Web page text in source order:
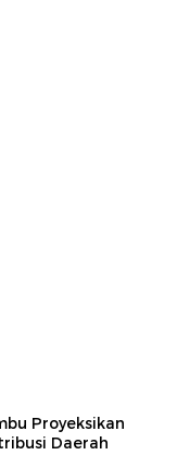
Proyeksikan
Daerah